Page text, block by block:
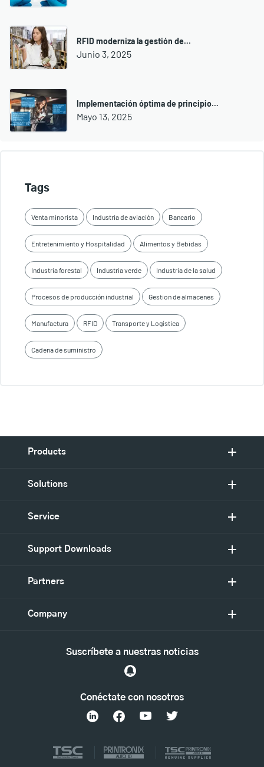
RFID moderniza la gestión de...
Junio 3, 2025
Implementación óptima de principio...
Mayo 13, 2025
Tags
Venta minorista Industria de aviación Bancario
Entretenimiento y Hospitalidad Alimentos y Bebidas
Industria forestal Industria verde Industria de la salud
Procesos de producción industrial Gestion de almacenes
Manufactura RFID Transporte y Logística
Cadena de suministro
Products
Solutions
Service
Support Downloads
Partners
Company
Conéctate con nosotros
Suscríbete a nuestras noticias